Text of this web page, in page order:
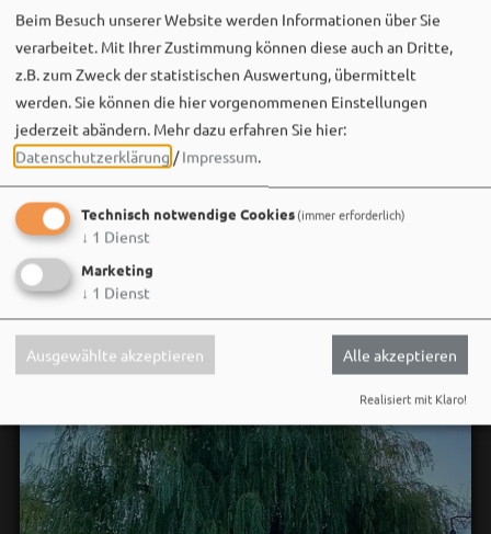
Komm am 08.08. ins Bergwaldtheater und hol dir deinen
neuen Ohrwurm. 🎤✨
Gute Musik, beste Stimmung und ein Sommerabend,
der im Kopf bleibt. 🌿🎵
Wir sehen uns…
Beim Besuch unserer Website werden Informationen über Sie
verarbeitet. Mit Ihrer Zustimmung können diese auch an Dritte,
z.B. zum Zweck der statistischen Auswertung, übermittelt
werden. Sie können die hier vorgenommenen Einstellungen
jederzeit abändern. Mehr dazu erfahren Sie hier:
Datenschutzerklärung /Impressum.
Technisch notwendige Cookies(immer erforderlich)
↓ 1 Dienst
Marketing
↓ 1 Dienst
Ausgewählte akzeptieren Alle akzeptieren
Realisiert mit Klaro!